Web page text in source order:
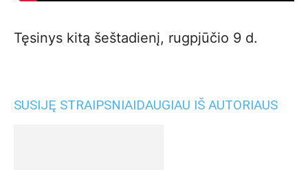
Tęsinys kitą šeštadienį, rugpjūčio 9 d.
SUSIJĘ STRAIPSNIAIDAUGIAU IŠ AUTORIAUS